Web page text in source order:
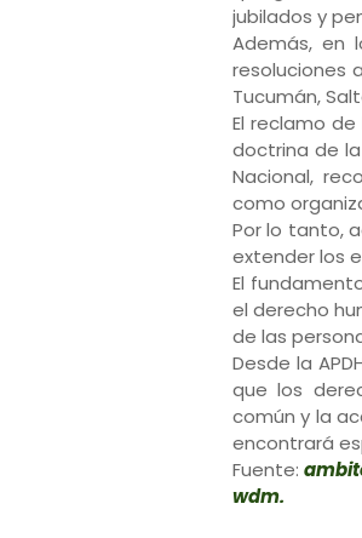
jubilados y
Además, en
resoluciones
Tucumán,
El reclamo
doctrina de
Nacional,
como
Por lo tanto,
extender los
El
el derecho
de las
Desde la
que los
común y la
encontrará
Fuente:
wdm.